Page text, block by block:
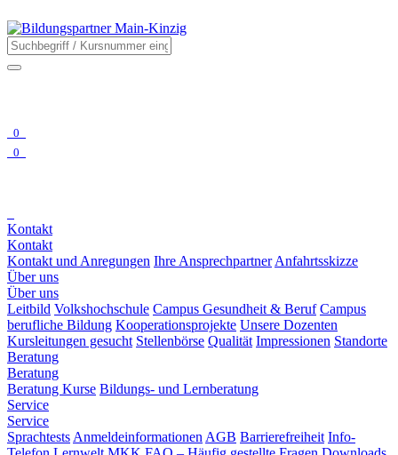
0
0
Kontakt
Kontakt
Kontakt und Anregungen Ihre Ansprechpartner Anfahrtsskizze
Über uns
Über uns
Leitbild Volkshochschule Campus Gesundheit & Beruf Campus
berufliche Bildung Kooperationsprojekte Unsere Dozenten
Kursleitungen gesucht Stellenbörse Qualität Impressionen Standorte
Beratung
Beratung
Beratung Kurse Bildungs- und Lernberatung
Service
Service
Sprachtests Anmeldeinformationen AGB Barrierefreiheit Info-